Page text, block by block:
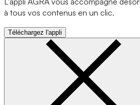
à tous vos contenus en un clic.
Téléchargez l'appli